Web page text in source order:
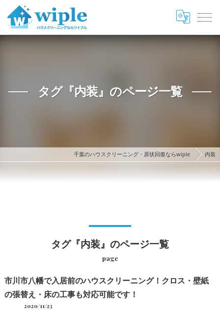
タグ『内装』のページ一覧
千葉のハウスクリーニング・原状回復ならwiple 内装
タグ『内装』のページ一覧
page
市川市八幡で入居前のハウスクリーニング！クロス・壁紙
の張替え・床の工事も対応可能です！
2020/11/23